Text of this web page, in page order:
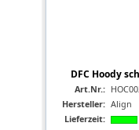
DFC Hoody
Art.Nr.:
Hersteller: Align
Lieferzeit: